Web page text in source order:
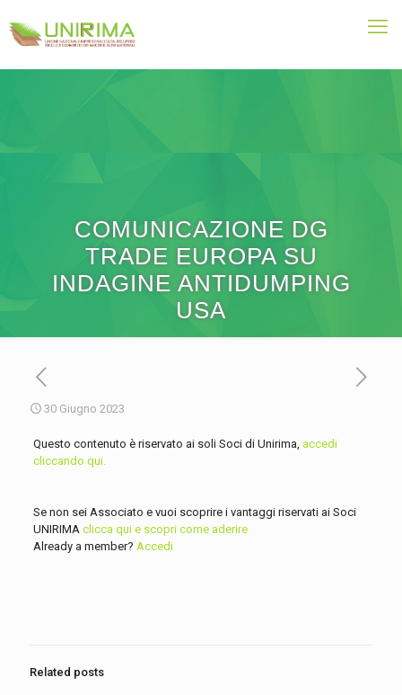
COMUNICAZIONE DG
TRADE EUROPA SU
INDAGINE ANTIDUMPING
USA
30 Giugno 2023
Questo contenuto è riservato ai soli Soci di Unirima, accedi
cliccando qui.
Se non sei Associato e vuoi scoprire i vantaggi riservati ai Soci
UNIRIMA clicca qui e scopri come aderire
Already a member? Accedi
Related posts